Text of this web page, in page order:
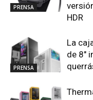
PRENSA
HDR
PRENSA
La
de 8″